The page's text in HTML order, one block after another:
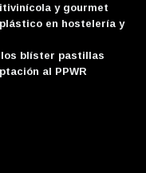
y gourmet
en hostelería y
los blíster pastillas
al PPWR